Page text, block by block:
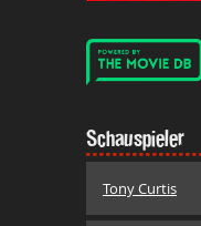
Schauspieler
Tony Curtis